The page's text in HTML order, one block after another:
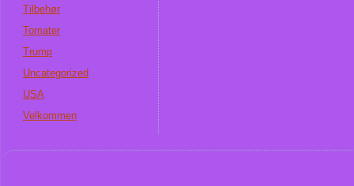
Tilbehør
Tomater
Trump
Uncategorized
USA
Velkommen